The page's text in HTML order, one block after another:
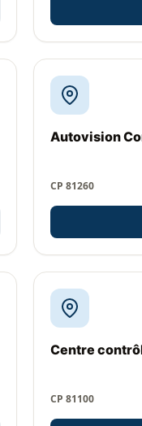
Autovision
CP 81260
Centre
CP 81100